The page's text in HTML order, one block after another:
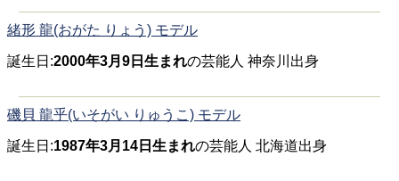
緒形 龍(おがた りょう) モデル
誕生日:2000年3月9日生まれの芸能人 神奈川出身
磯貝 龍乎(いそがい りゅうこ) モデル
誕生日:1987年3月14日生まれの芸能人 北海道出身